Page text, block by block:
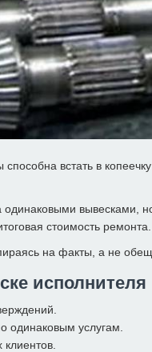
встать в
вывесками,
стоимость ремонта.
на факты, а не
исполнителя
одинаковым услугам.